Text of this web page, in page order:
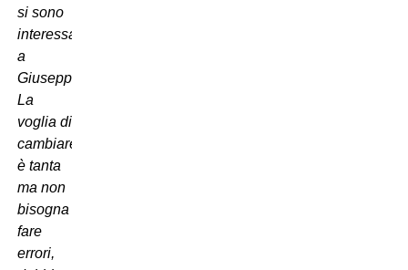
si sono
interessate
a
Giuseppe.
La
voglia di
cambiare
è tanta
ma non
bisogna
fare
errori,